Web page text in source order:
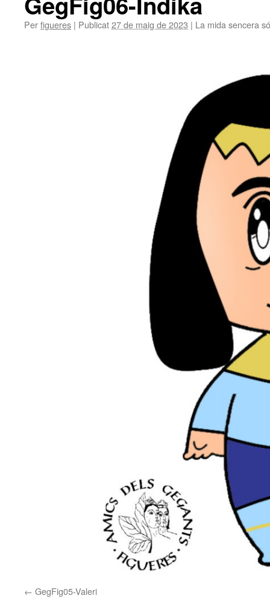
Perfigueres | Publicat27 de maig de 2023 | La mida sencera
GegFig05-Valeri